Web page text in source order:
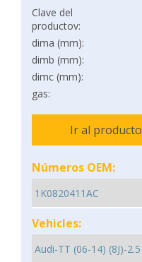
Clave del
productov:
dima (mm):
dimb (mm):
dimc (mm):
gas:
Ir al producto
Números OEM:
Vehicles: